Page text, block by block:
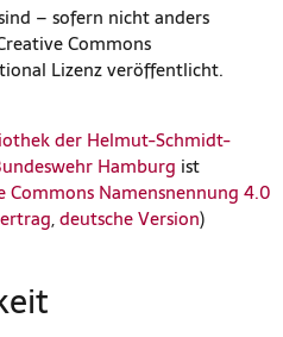
– sofern nicht anders
Commons
Lizenz veröffentlicht.
der Helmut-Schmidt-
Hamburg ist
Commons Namensnennung 4.0
,deutsche Version)